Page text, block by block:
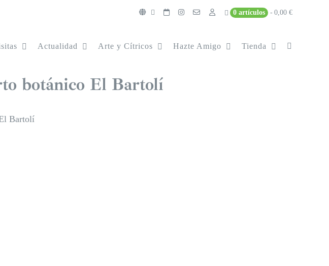
0 artículos 0,00 €
Actualidad Arte y Cítricos Hazte Amigo Tienda
botánico El Bartolí
Bartolí